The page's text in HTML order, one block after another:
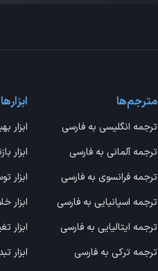
مترجم‌ها
ترجمه انگلیسی به فارسی
ترجمه آلمانی به فارسی
ترجمه فرانسوی به فارسی
ترجمه اسپانیایی به فارسی
ترجمه ایتالیایی به فارسی
ترجمه ترکی به فارسی
ابزارها
ابزار
ابزار
ابزار
ابزار
ابزار
ابزار